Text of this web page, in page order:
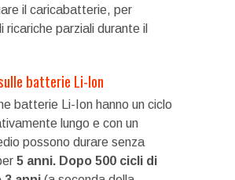
il caricabatterie, per
ricariche parziali durante il
batterie Li-Ion
batterie Li-Ion hanno un ciclo
lungo e con un
possono durare senza
5 anni. Dopo 500 cicli di